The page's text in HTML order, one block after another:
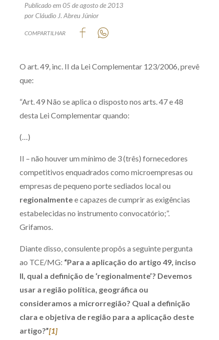
Guia de Direitos dos Titulares de Dados
Encarregado (contato)
Zênite Play
Orientação por Escrito
Capacitação
Zênite Online
Eventos presenciais
Receba por RSS
Av. Sete de Setembro, 4698
Batel
Publicado em 05 de agosto de 2013
por Cláudio J. Abreu Júnior
COMPARTILHAR
O art. 49, inc. II da Lei Complementar 123/2006, prevê
que:
“Art. 49 Não se aplica o disposto nos arts. 47 e 48
desta Lei Complementar quando:
(…)
II – não houver um mínimo de 3 (três) fornecedores
competitivos enquadrados como microempresas ou
empresas de pequeno porte sediados local ou
regionalmentee capazes de cumprir as exigências
estabelecidas no instrumento convocatório;”.
Grifamos.
Diante disso, consulente propôs a seguinte pergunta
ao TCE/MG: “Para a aplicação do artigo 49, inciso
II, qual a definição de ‘regionalmente’? Devemos
usar a região política, geográfica ou
consideramos a microrregião? Qual a definição
clara e objetiva de região para a aplicação deste
artigo?”[1]